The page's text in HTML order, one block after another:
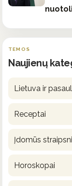
TEMOS
Naujienų
Lietuva ir
Receptai
Įdomūs
Horoskopai